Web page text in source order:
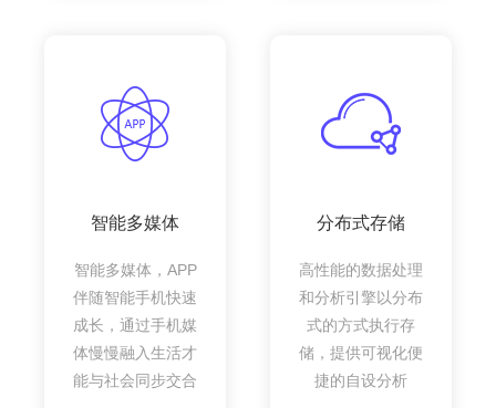
智能多媒体
智能多媒体，APP
伴随智能手机快速
成长，通过手机媒
体慢慢融入生活才
能与社会同步交合
分布式存储
高性能的数据处理
和分析引擎以分布
式的方式执行存
储，提供可视化便
捷的自设分析